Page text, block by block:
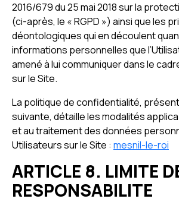
2016/679 du 25 mai 2018 sur la
(ci-après, le « RGPD ») ainsi que les
déontologiques qui en découlent
informations personnelles que
amené à lui communiquer dans le
sur le Site.
La politique de confidentialité,
suivante, détaille les modalités
et au traitement des données
Utilisateurs sur le Site : mesnil-le-roi
ARTICLE 8. LIMITE
RESPONSABILITE